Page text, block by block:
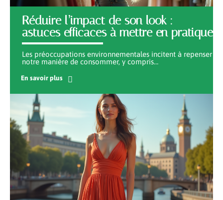
Réduire l’impact de son look :
astuces efficaces à mettre en pratique
Les préoccupations environnementales incitent à repenser
notre manière de consommer, y compris…
En savoir plus